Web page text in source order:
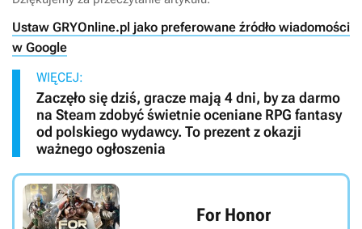
Ustaw GRYOnline.pl jako preferowane źródło wiadomości
w Google
WIĘCEJ:
Zaczęło się dziś, gracze mają 4 dni, by za darmo
na Steam zdobyć świetnie oceniane RPG fantasy
od polskiego wydawcy. To prezent z okazji
ważnego ogłoszenia
For Honor